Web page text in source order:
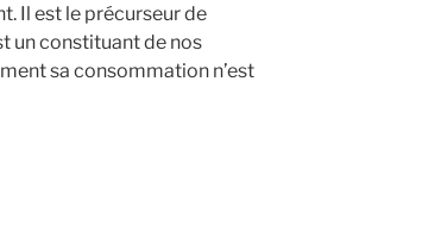
Il est le précurseur de
un constituant de nos
sa consommation n’est